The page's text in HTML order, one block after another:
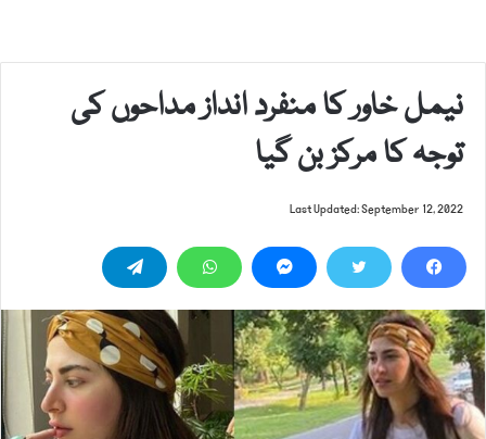
نیمل خاور کا منفرد انداز مداحوں کی
توجہ کا مرکز بن گیا
Last Updated: September 12, 2022